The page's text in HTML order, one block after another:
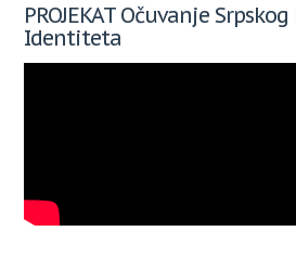
PROJEKAT Očuvanje
Identiteta